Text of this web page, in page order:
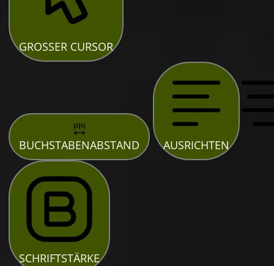
GROSSER CURSOR
BUCHSTABENABSTAND AUSRICHTEN
SCHRIFTSTÄRKE